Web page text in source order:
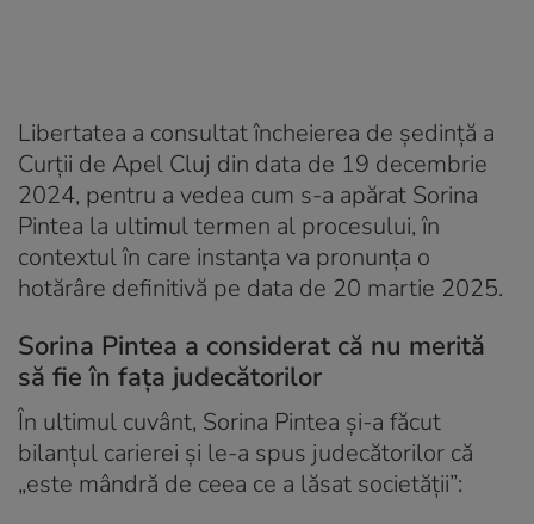
Libertatea a consultat încheierea de ședință a
Curții de Apel Cluj din data de 19 decembrie
2024, pentru a vedea cum s-a apărat Sorina
Pintea la ultimul termen al procesului, în
contextul în care instanța va pronunța o
hotărâre definitivă pe data de 20 martie 2025.
Sorina Pintea a considerat că nu merită
să fie în fața judecătorilor
În ultimul cuvânt, Sorina Pintea și-a făcut
bilanțul carierei și le-a spus judecătorilor că
„este mândră de ceea ce a lăsat societăţii”: